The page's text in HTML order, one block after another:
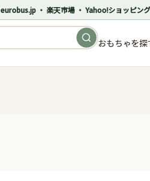
eurobus.jp ・ 楽天市場 ・ Yahoo!ショッピン
おもちゃを探